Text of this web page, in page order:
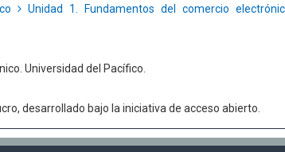
Unidad 1. Fundamentos del comercio
Universidad del Pacífico.
desarrollado bajo la iniciativa de acceso abierto.